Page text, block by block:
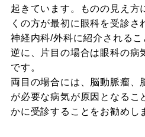
起きています。ものの見え方
くの方が最初に眼科を受診さ
神経内科/外科に紹介されるこ
逆に、片目の場合は眼科の病
です。
両目の場合には、脳動脈瘤、
が必要な病気が原因となるこ
かに受診することをお勧めし